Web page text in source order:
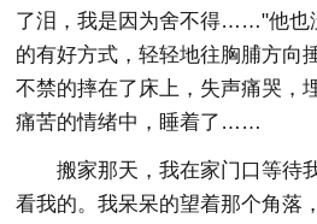
了泪，我是因为舍不得……"他也
的有好方式，轻轻地往胸脯方向
不禁的摔在了床上，失声痛哭，
痛苦的情绪中，睡着了……
搬家那天，我在家门口等待
看我的。我呆呆的望着那个角落